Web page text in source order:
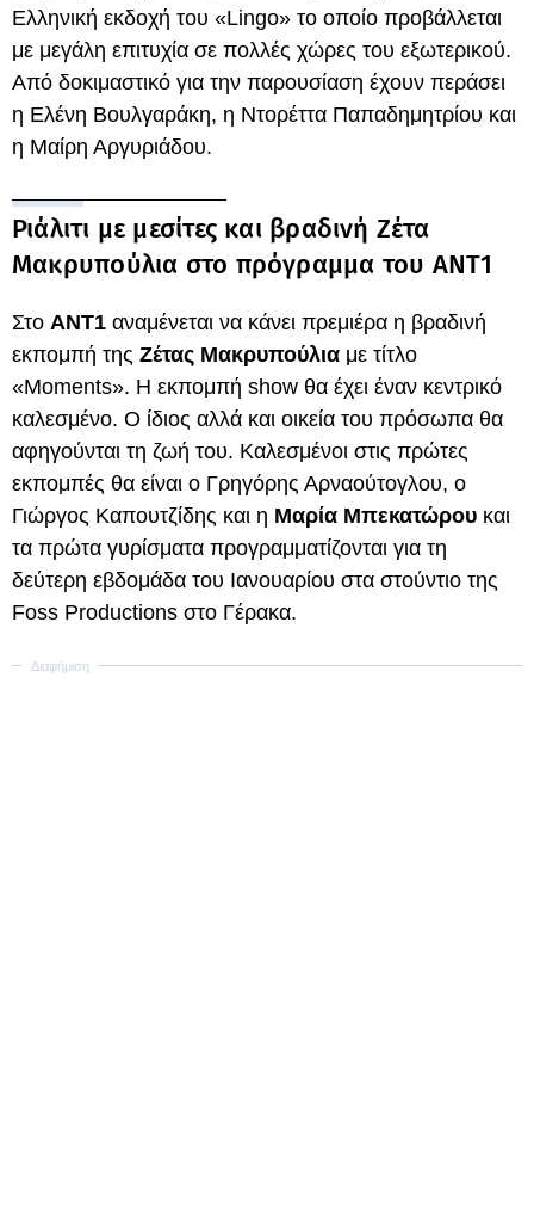
Ελληνική εκδοχή του «Lingo» το οποίο προβάλλεται
με μεγάλη επιτυχία σε πολλές χώρες του εξωτερικού.
Από δοκιμαστικό για την παρουσίαση έχουν περάσει
η Ελένη Βουλγαράκη, η Ντορέττα Παπαδημητρίου και
η Μαίρη Αργυριάδου.
Ριάλιτι με μεσίτες και βραδινή Ζέτα
Μακρυπούλια στο πρόγραμμα του ΑΝΤ1
Στο ΑΝΤ1 αναμένεται να κάνει πρεμιέρα η βραδινή
εκπομπή της Ζέτας Μακρυπούλια με τίτλο
«Moments». Η εκπομπή show θα έχει έναν κεντρικό
καλεσμένο. Ο ίδιος αλλά και οικεία του πρόσωπα θα
αφηγούνται τη ζωή του. Καλεσμένοι στις πρώτες
εκπομπές θα είναι ο Γρηγόρης Αρναούτογλου, ο
Γιώργος Καπουτζίδης και η Μαρία Μπεκατώρου και
τα πρώτα γυρίσματα προγραμματίζονται για τη
δεύτερη εβδομάδα του Ιανουαρίου στα στούντιο της
Foss Productions στο Γέρακα.